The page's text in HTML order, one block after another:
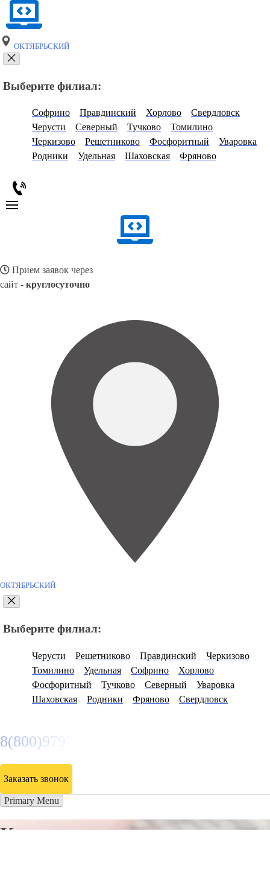
ОКТЯБРЬСКИЙ
Выберите филиал:
Софрино Правдинский Хорлово
Свердловск
Черусти
Северный Тучково
Томилино
Черкизово
Решетниково Фосфоритный
Уваровка
Родники
Удельная Шаховская Фряново
Прием заявок через
сайт - круглосуточно
ОКТЯБРЬСКИЙ
Выберите филиал:
Черусти Решетниково Правдинский
Черкизово
Томилино
Удельная Софрино
Хорлово
Фосфоритный
Тучково Северный
Уваровка
Шаховская
Родники Фряново Свердловск
8(800)9797043
Заказать звонок
Primary Menu
Курсы программирования в